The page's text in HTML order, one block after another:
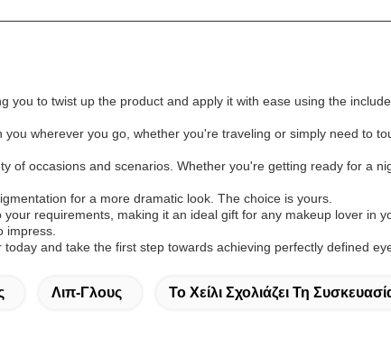
you to twist up the product and apply it with ease using the
wherever you go, whether you're traveling or simply need to
of occasions and scenarios. Whether you're getting ready for a
for a more dramatic look. The choice is yours.
requirements, making it an ideal gift for any makeup lover in
impress.
and take the first step towards achieving perfectly defined
Λιπ-Γλους Το Χείλι Σχολιάζει Τη